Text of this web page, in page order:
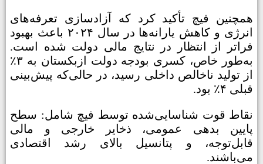
همچنین فیچ تأکید کرد که آزادسازی تعرفه‌های
انرژی و کاهش یارانه‌ها در سال ۲۰۲۴ باعث بهبود
فراتر از انتظار در نتایج مالی دولت شده است.
به‌طور خاص، کسری بودجه دولت ازبکستان به ۳٪
از تولید ناخالص داخلی رسید، در حالی‌که پیش‌بینی
قبلی ۴٪ بود.
نقاط قوت شناسایی‌شده توسط فیچ شامل: سطح
پایین بدهی عمومی، ذخایر خارجی و مالی
قابل‌توجه، و پتانسیل بالای رشد اقتصادی
می‌باشند.